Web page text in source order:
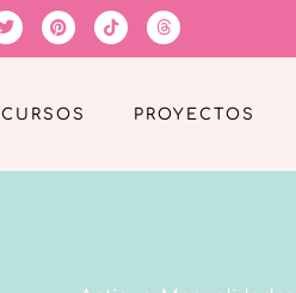
CURSOS PROYECTOS